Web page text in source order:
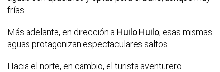
frías.
Más adelante, en dirección a Huilo Huilo, esas mismas
aguas protagonizan espectaculares saltos.
Hacia el norte, en cambio, el turista aventurero